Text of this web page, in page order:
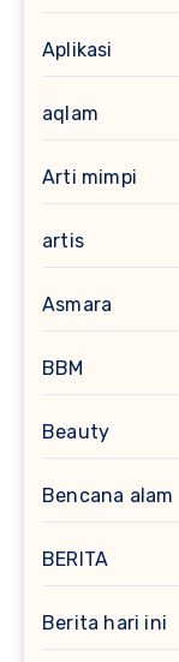
Aplikasi
aqlam
Arti mimpi
artis
Asmara
BBM
Beauty
Bencana alam
BERITA
Berita hari ini